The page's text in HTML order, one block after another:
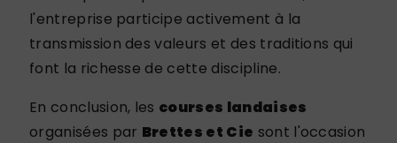
l'entreprise participe activement à la
transmission des valeurs et des traditions qui
font la richesse de cette discipline.
En conclusion, les courses landaises
organisées par Brettes et Cie sont l'occasion